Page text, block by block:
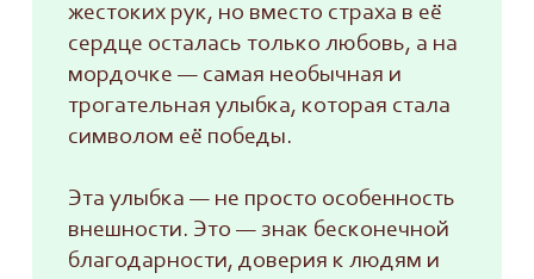
жестоких рук, но вместо страха в её
сердце осталась только любовь, а на
мордочке — самая необычная и
трогательная улыбка, которая стала
символом её победы.
Эта улыбка — не просто особенность
внешности. Это — знак бесконечной
благодарности, доверия к людям и